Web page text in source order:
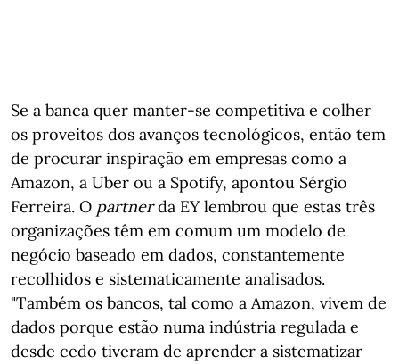
Se a banca quer manter-se competitiva e colher
os proveitos dos avanços tecnológicos, então tem
de procurar inspiração em empresas como a
Amazon, a Uber ou a Spotify, apontou Sérgio
Ferreira. O partnerda EY lembrou que estas três
organizações têm em comum um modelo de
negócio baseado em dados, constantemente
recolhidos e sistematicamente analisados.
"Também os bancos, tal como a Amazon, vivem de
dados porque estão numa indústria regulada e
desde cedo tiveram de aprender a sistematizar